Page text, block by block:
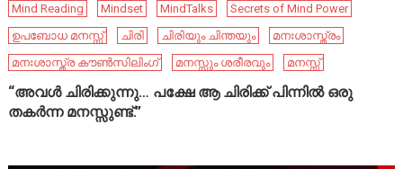
Mind Reading Mindset MindTalks
Secrets of Mind Power
ഉപബോധ മനസ്സ്
ചിരി ചിരിയും ചിന്തയും
മനഃശാസ്ത്രം
മനഃശാസ്ത്ര കൗൺസിലിംഗ്
മനസ്സും ശരീരവും മനസ്സ്
“അവൾ ചിരിക്കുന്നു… പക്ഷേ ആ ചിരിക്ക് പിന്നിൽ ഒരു
തകർന്ന മനസ്സുണ്ട്.”